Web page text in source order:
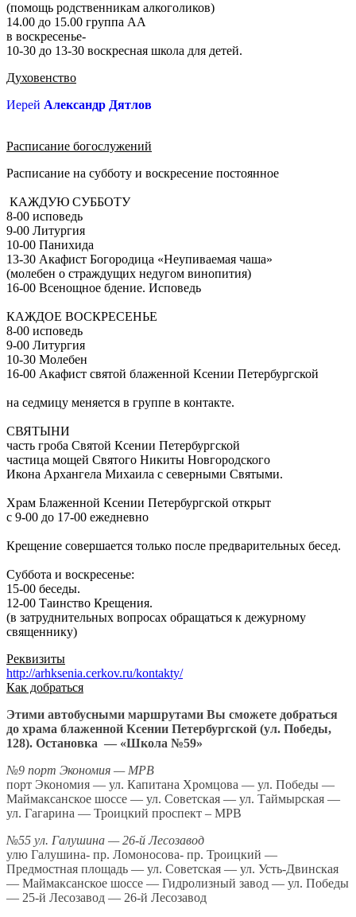
(помощь родственникам алкоголиков)
14.00 до 15.00 группа АА
в воскресенье-
10-30 до 13-30 воскресная школа для детей.
Духовенство
Иерей Александр Дятлов
Расписание богослужений
Расписание на субботу и воскресение постоянное
КАЖДУЮ СУББОТУ
8-00 исповедь
9-00 Литургия
10-00 Панихида
13-30 Акафист Богородица «Неупиваемая чаша»
(молебен о страждущих недугом винопития)
16-00 Всенощное бдение. Исповедь
КАЖДОЕ ВОСКРЕСЕНЬЕ
8-00 исповедь
9-00 Литургия
10-30 Молебен
16-00 Акафист святой блаженной Ксении Петербургской
на седмицу меняется в группе в контакте.
СВЯТЫНИ
часть гроба Святой Ксении Петербургской
частица мощей Святого Никиты Новгородского
Икона Архангела Михаила с северными Святыми.
Храм Блаженной Ксении Петербургской открыт
с 9-00 до 17-00 ежедневно
Крещение совершается только после предварительных бесед.
Суббота и воскресенье:
15-00 беседы.
12-00 Таинство Крещения.
(в затруднительных вопросах обращаться к дежурному
священнику)
Реквизиты
http://arhksenia.cerkov.ru/kontakty/
Как добраться
Этими автобусными маршрутами Вы сможете добраться
до храма блаженной Ксении Петербургской (ул. Победы,
128). Остановка — «Школа №59»
№9 порт Экономия — МРВ
порт Экономия — ул. Капитана Хромцова — ул. Победы —
Маймаксанское шоссе — ул. Советская — ул. Таймырская —
ул. Гагарина — Троицкий проспект – МРВ
№55 ул. Галушина — 26-й Лесозавод
улю Галушина- пр. Ломоносова- пр. Троицкий —
Предмостная площадь — ул. Советская — ул. Усть-Двинская
— Маймаксанское шоссе — Гидролизный завод — ул. Победы
— 25-й Лесозавод — 26-й Лесозавод